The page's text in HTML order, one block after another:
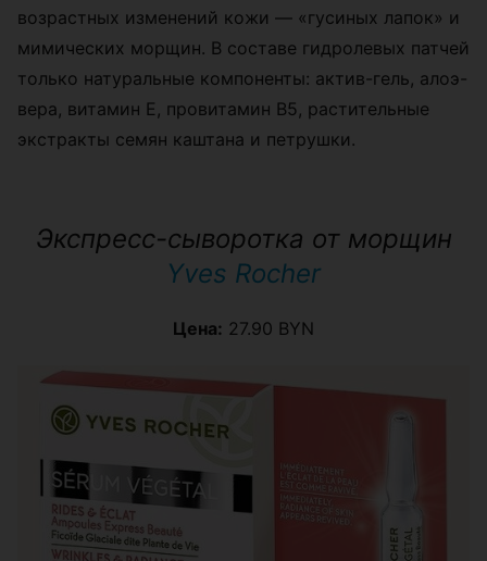
возрастных изменений кожи — «гусиных лапок» и
мимических морщин. В составе гидролевых патчей
только натуральные компоненты: актив-гель, алоэ-
вера, витамин Е, провитамин В5, растительные
экстракты семян каштана и петрушки.
Экспресс-сыворотка от морщин
Yves Rocher
Цена: 27.90 BYN